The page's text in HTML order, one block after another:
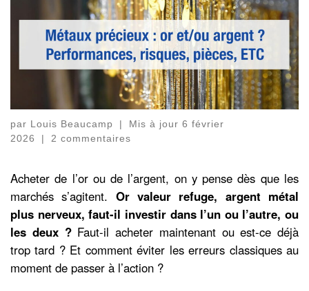
par Louis Beaucamp | Mis à jour 6 février
2026
| 2 commentaires
Acheter de l’or ou de l’argent, on y pense dès que les
marchés s’agitent. Or valeur refuge, argent métal
plus nerveux, faut-il investir dans l’un ou l’autre, ou
les deux ? Faut-il acheter maintenant ou est-ce déjà
trop tard ? Et comment éviter les erreurs classiques au
moment de passer à l’action ?